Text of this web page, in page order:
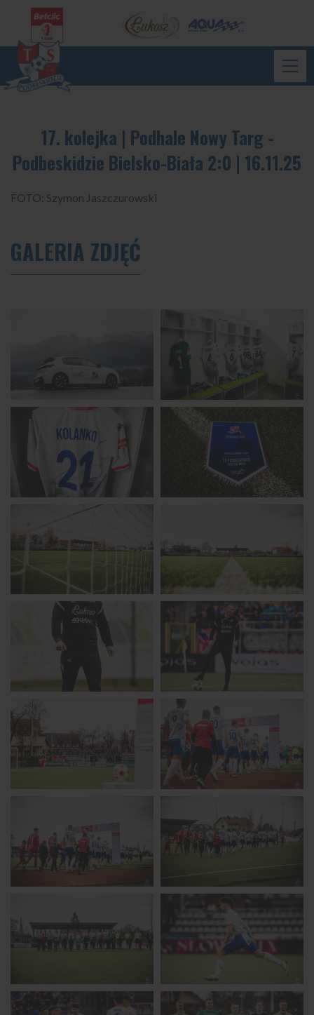
17. kolejka | Podhale Nowy Targ -
Podbeskidzie Bielsko-Biała 2:0 | 16.11.25
FOTO: Szymon Jaszczurowski
GALERIA ZDJĘĆ